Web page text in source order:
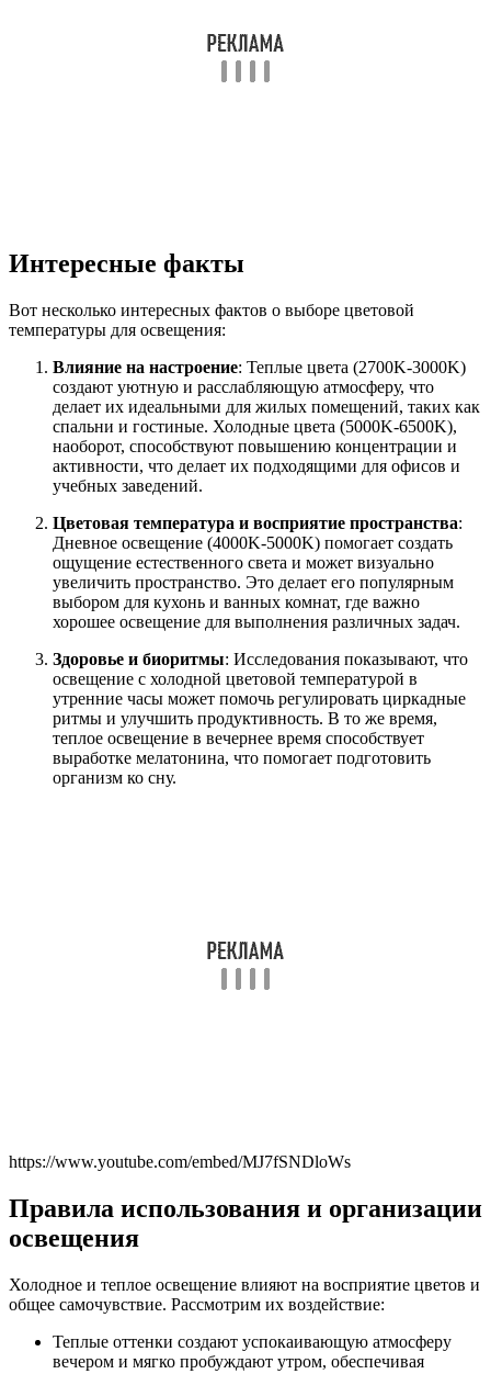
Интересные факты
Вот несколько интересных фактов о выборе цветовой
температуры для освещения:
Влияние на настроение: Теплые цвета (2700K-3000K)
создают уютную и расслабляющую атмосферу, что
делает их идеальными для жилых помещений, таких как
спальни и гостиные. Холодные цвета (5000K-6500K),
наоборот, способствуют повышению концентрации и
активности, что делает их подходящими для офисов и
учебных заведений.
Цветовая температура и восприятие пространства:
Дневное освещение (4000K-5000K) помогает создать
ощущение естественного света и может визуально
увеличить пространство. Это делает его популярным
выбором для кухонь и ванных комнат, где важно
хорошее освещение для выполнения различных задач.
Здоровье и биоритмы: Исследования показывают, что
освещение с холодной цветовой температурой в
утренние часы может помочь регулировать циркадные
ритмы и улучшить продуктивность. В то же время,
теплое освещение в вечернее время способствует
выработке мелатонина, что помогает подготовить
организм ко сну.
https://www.youtube.com/embed/MJ7fSNDloWs
Правила использования и организации
освещения
Холодное и теплое освещение влияют на восприятие цветов и
общее самочувствие. Рассмотрим их воздействие:
Теплые оттенки создают успокаивающую атмосферу
вечером и мягко пробуждают утром, обеспечивая